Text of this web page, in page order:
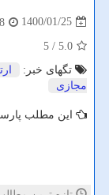
1400/01/25
5.0
/ 5
تگهای خبر:
مجازی
این مطلب